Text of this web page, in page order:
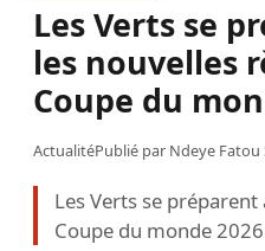
Les Verts se
les nouvelles
Coupe du
ActualitéPublié par Ndeye Fatou
Les Verts se
Coupe du monde